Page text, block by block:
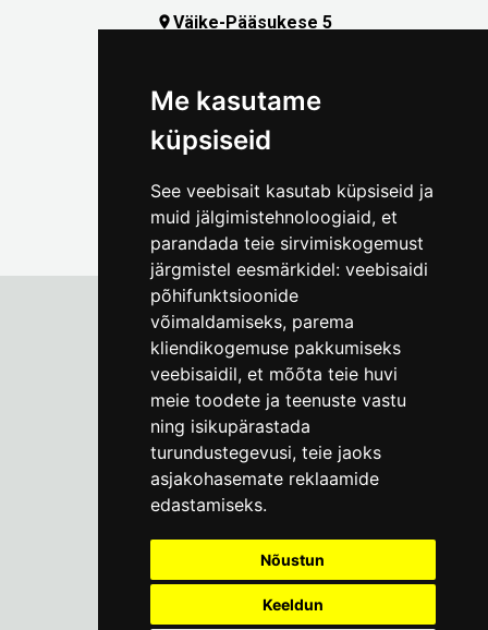
Me kasutame
küpsiseid
See veebisait kasutab küpsiseid ja
muid jälgimistehnoloogiaid, et
parandada teie sirvimiskogemust
järgmistel eesmärkidel: veebisaidi
põhifunktsioonide
võimaldamiseks, parema
kliendikogemuse pakkumiseks
veebisaidil, et mõõta teie huvi
meie toodete ja teenuste vastu
ning isikupärastada
turundustegevusi, teie jaoks
asjakohasemate reklaamide
edastamiseks.
Nõustun
Keeldun
Väike-Pääsukese 5
Tallinna Linnamuuseum
Vene 17
E-R kell 9-17(+372) 610 4178
info@linnamuuseum.ee
Küpsisepoliitika